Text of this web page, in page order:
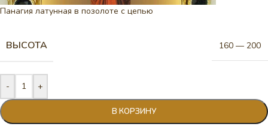
Панагия латунная в позолоте с цепью
ВЫСОТА 160 — 200
- +
В КОРЗИНУ